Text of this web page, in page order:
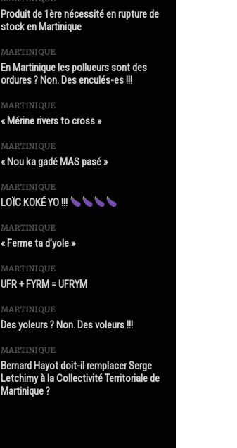
Produit de 1ère nécessité en rupture de
stock en Martinique
MARTINIQUE
En Martinique les pollueurs sont des
ordures ? Non. Des enculés-es !!!
MARTINIQUE
« Mérine rivers to cross »
MARTINIQUE
« Nou ka gadé MAS pasé »
MARTINIQUE
LOÏC KOKÉ YO !!!
MARTINIQUE
« Ferme ta d’yole »
MARTINIQUE
UFR + FYRM = UFRYM
MARTINIQUE
Des yoleurs ? Non. Des voleurs !!!
MARTINIQUE
Bernard Hayot doit-il remplacer Serge
Letchimy à la Collectivité Territoriale de
Martinique ?